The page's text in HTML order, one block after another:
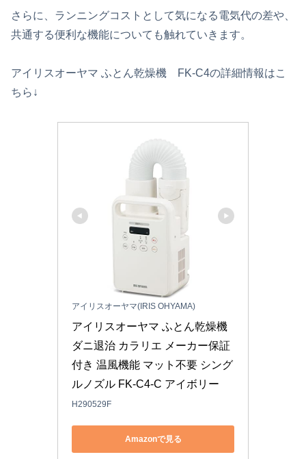
さらに、ランニングコストとして気になる電気代の差や、
共通する便利な機能についても触れていきます。
アイリスオーヤマ ふとん乾燥機 FK-C4の詳細情報はこ
ちら↓
アイリスオーヤマ(IRIS OHYAMA)
アイリスオーヤマ ふとん乾燥機
ダニ退治 カラリエ メーカー保証
付き 温風機能 マット不要 シング
ルノズル FK-C4-C アイボリー
H290529F
Amazonで見る